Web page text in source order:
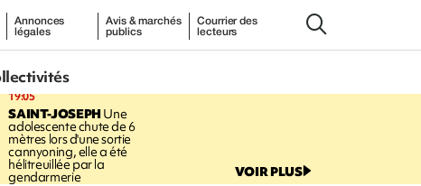
Annonces
légales
Avis & marchés
publics
Courrier des
lecteurs
19:05
SAINT-JOSEPHUne
adolescente chute de 6
mètres lors d'une sortie
cannyoning, elle a été
hélitreuillée par la
gendarmerie VOIR PLUS